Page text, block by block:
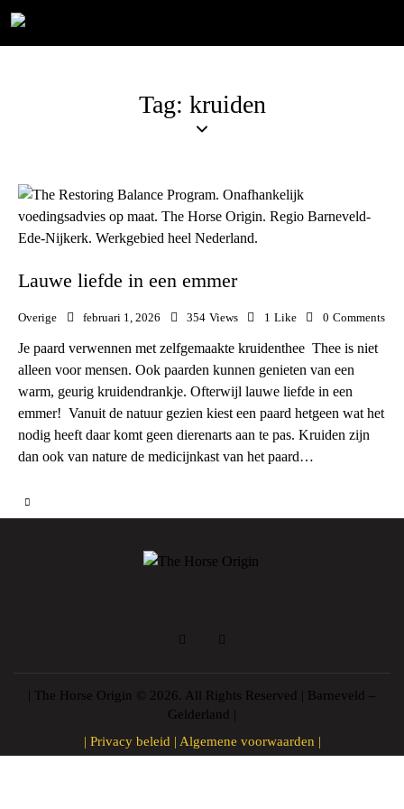
Tag: kruiden
Lauwe liefde in een emmer
Overige februari 1, 2026 354 Views 1 Like 0 Comments
Je paard verwennen met zelfgemaakte kruidenthee Thee is niet
alleen voor mensen. Ook paarden kunnen genieten van een
warm, geurig kruidendrankje. Ofterwijl lauwe liefde in een
emmer! Vanuit de natuur gezien kiest een paard hetgeen wat het
nodig heeft daar komt geen dierenarts aan te pas. Kruiden zijn
dan ook van nature de medicijnkast van het paard…
| The Horse Origin © 2026. All Rights Reserved | Barneveld –
Gelderland |
| Privacy beleid | Algemene voorwaarden |